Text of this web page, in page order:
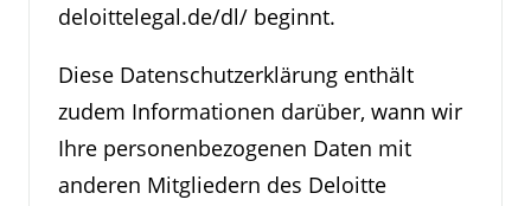
deloittelegal.de/dl/ beginnt.
Diese Datenschutzerklärung enthält
zudem Informationen darüber, wann wir
Ihre personenbezogenen Daten mit
anderen Mitgliedern des Deloitte